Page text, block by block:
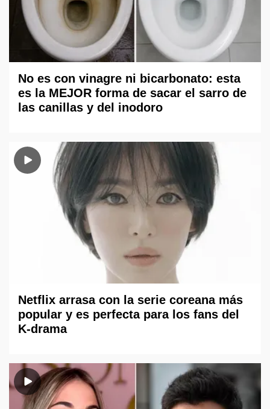
No es con vinagre ni bicarbonato: esta
es la MEJOR forma de sacar el sarro de
las canillas y del inodoro
Netflix arrasa con la serie coreana más
popular y es perfecta para los fans del
K-drama